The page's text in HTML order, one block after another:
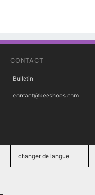
CONTACT
Bulletin
contact@keeshoes.com
changer de langue